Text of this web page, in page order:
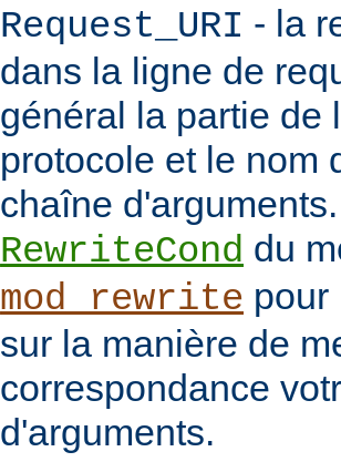
Request_URI - la
dans la ligne de
général la partie de
protocole et le nom
chaîne
RewriteCond du
mod_rewrite pour
sur la manière de
correspondance
d'arguments.